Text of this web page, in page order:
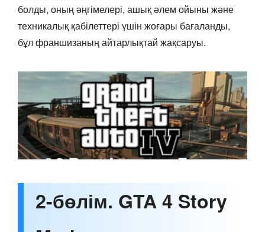
болды, оның әңгімелері, ашық әлем ойыны және
техникалық қабілеттері үшін жоғары бағаланды,
бұл франшизаның айтарлықтай жақсаруы.
2-бөлім. GTA 4 Story